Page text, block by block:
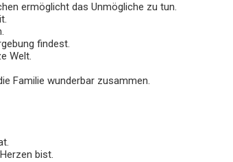
ermöglicht das Unmögliche zu tun.
findest.
Welt.
Familie wunderbar zusammen.
bist.